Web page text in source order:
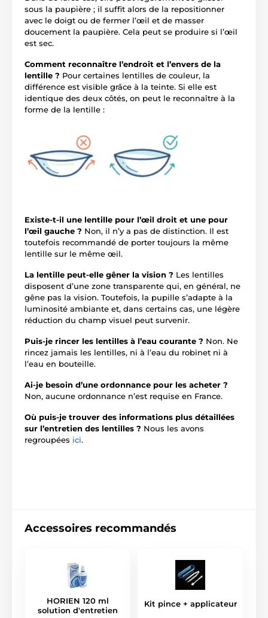
sous la paupière ; il suffit alors de la repositionner
avec le doigt ou de fermer l’œil et de masser
doucement la paupière. Cela peut se produire si l’œil
est sec.
Comment reconnaître l’endroit et l’envers de la
lentille ? Pour certaines lentilles de couleur, la
différence est visible grâce à la teinte. Si elle est
identique des deux côtés, on peut le reconnaître à la
forme de la lentille :
Existe-t-il une lentille pour l’œil droit et une pour
l’œil gauche ? Non, il n’y a pas de distinction. Il est
toutefois recommandé de porter toujours la même
lentille sur le même œil.
La lentille peut-elle gêner la vision ? Les lentilles
disposent d’une zone transparente qui, en général, ne
gêne pas la vision. Toutefois, la pupille s’adapte à la
luminosité ambiante et, dans certains cas, une légère
réduction du champ visuel peut survenir.
Puis-je rincer les lentilles à l’eau courante ? Non. Ne
rincez jamais les lentilles, ni à l’eau du robinet ni à
l’eau en bouteille.
Ai-je besoin d’une ordonnance pour les acheter ?
Non, aucune ordonnance n’est requise en France.
Où puis-je trouver des informations plus détaillées
sur l’entretien des lentilles ? Nous les avons
regroupées ici.
Accessoires recommandés
HORIEN 120 ml
solution d'entretien
Kit pince + applicateur